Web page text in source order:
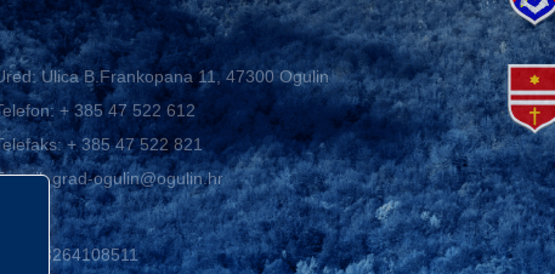
Ulica B.Frankopana 11, 47300 Ogulin
+ 385 47 522 612
+ 385 47 522 821
mail:grad-ogulin@ogulin.hr
OIB: 58264108511
IBAN: HR1424020061829700009